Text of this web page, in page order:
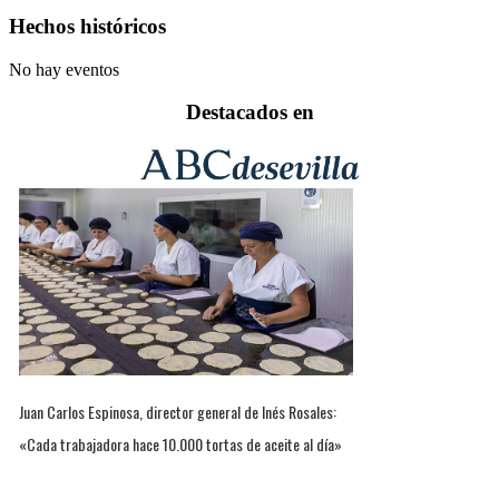
Hechos históricos
No hay eventos
Destacados en
Juan Carlos Espinosa, director general de Inés Rosales:
«Cada trabajadora hace 10.000 tortas de aceite al día»